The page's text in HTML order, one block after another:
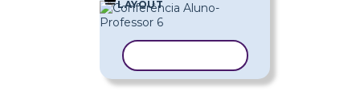
LAYOUT